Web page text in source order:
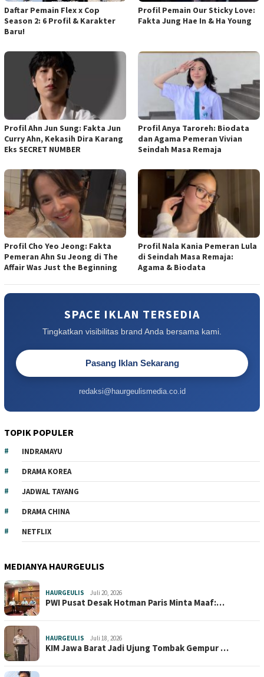
Daftar Pemain Flex x Cop
Season 2: 6 Profil & Karakter
Baru!
Profil Pemain Our Sticky Love:
Fakta Jung Hae In & Ha Young
Profil Ahn Jun Sung: Fakta Jun
Curry Ahn, Kekasih Dira Karang
Eks SECRET NUMBER
Profil Anya Taroreh: Biodata
dan Agama Pemeran Vivian
Seindah Masa Remaja
Profil Cho Yeo Jeong: Fakta
Pemeran Ahn Su Jeong di The
Affair Was Just the Beginning
Profil Nala Kania Pemeran Lula
di Seindah Masa Remaja:
Agama & Biodata
SPACE IKLAN TERSEDIA
Tingkatkan visibilitas brand Anda bersama kami.
Pasang Iklan Sekarang
redaksi@haurgeulismedia.co.id
TOPIK POPULER
INDRAMAYU
DRAMA KOREA
JADWAL TAYANG
DRAMA CHINA
NETFLIX
MEDIANYA HAURGEULIS
HAURGEULIS Juli 20, 2026
PWI Pusat Desak Hotman Paris Minta Maaf:…
HAURGEULIS Juli 18, 2026
KIM Jawa Barat Jadi Ujung Tombak Gempur …